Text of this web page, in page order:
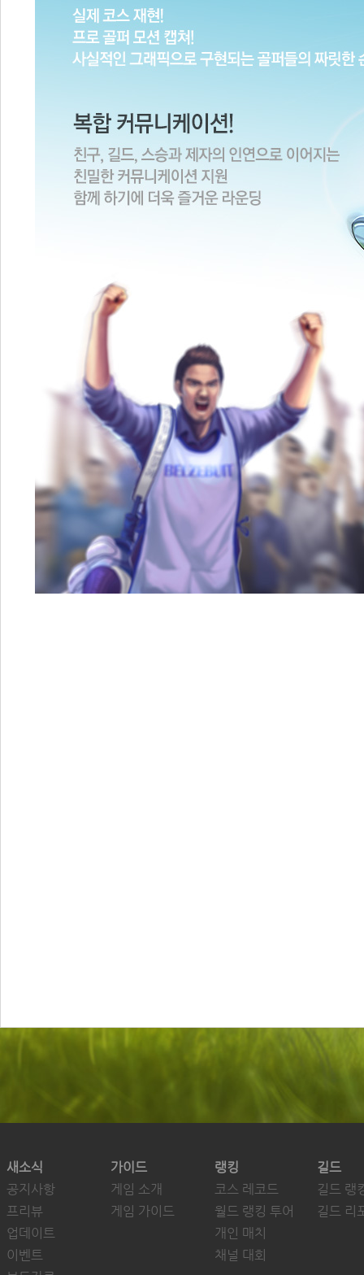
새소식
공지사항
프리뷰
업데이트
이벤트
가이드
게임 소개
게임 가이드
랭킹
코스 레코드
월드 랭킹 투어
개인 매치
채널 대회
길드
길드 랭
길드 리